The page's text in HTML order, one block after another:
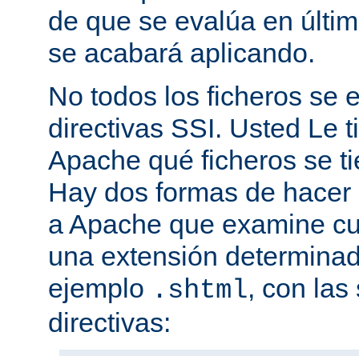
de que se evalúa en
se acabará aplicando.
No todos los ficheros se
directivas SSI. Usted Le
Apache qué ficheros se
Hay dos formas de
a Apache que examine
una extensión
ejemplo .shtml, con las
directivas: